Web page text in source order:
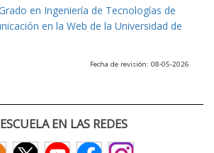
en Ingeniería de Tecnologías de
en la Web de la Universidad de
Fecha de revisión: 08-05-2026
EN LAS REDES